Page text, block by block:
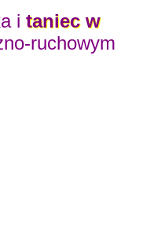
i taniec w
ruchowym